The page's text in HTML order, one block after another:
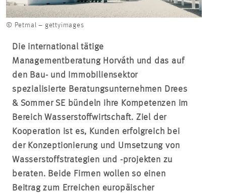
© Petmal – gettyimages
Die international tätige
Managementberatung Horváth und das auf
den Bau- und Immobiliensektor
spezialisierte Beratungsunternehmen Drees
& Sommer SE bündeln ihre Kompetenzen im
Bereich Wasserstoffwirtschaft. Ziel der
Kooperation ist es, Kunden erfolgreich bei
der Konzeptionierung und Umsetzung von
Wasserstoffstrategien und -projekten zu
beraten. Beide Firmen wollen so einen
Beitrag zum Erreichen europäischer